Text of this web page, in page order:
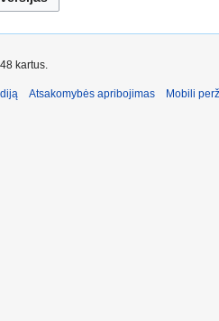
kartus.
Atsakomybės apribojimas Mobili